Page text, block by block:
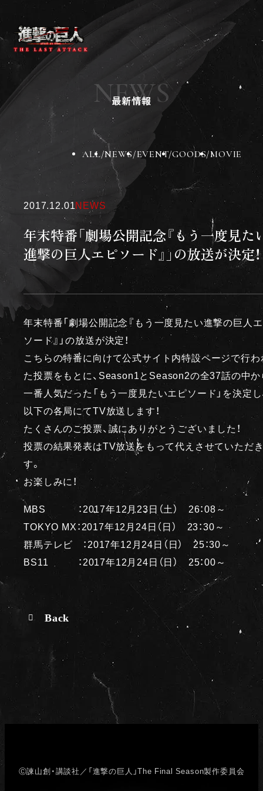
ニュース
作品紹介
チケット
劇場グッズ
劇場一覧
BD&DVD
スペシャル
Instagram
NEWS
最新情報
ALL NEWS EVENT GOODS MOVIE
2017.12.01NEWS
年末特番「劇場公開記念『もう一度見た
進撃の巨人エピソード』」の放送が決定！
年末特番「劇場公開記念『もう一度見たい進撃の巨人
ソード』」の放送が決定！
こちらの特番に向けて公式サイト内特設ページで行わ
た投票をもとに、Season1とSeason2の全37話の中
一番人気だった「もう一度見たいエピソード」を決定し
以下の各局にてTV放送します！
たくさんのご投票、誠にありがとうございました！
投票の結果発表はTV放送をもって代えさせていただ
す。
お楽しみに！
MBS ：2017年12月23日（土） 26：08～
TOKYO MX：2017年12月24日（日） 23：30～
群馬テレビ ：2017年12月24日（日） 25：30～
BS11 ：2017年12月24日（日） 25：00～
Back
Ⓒ諫山創・講談社／「進撃の巨人」The Final Season製作委員会